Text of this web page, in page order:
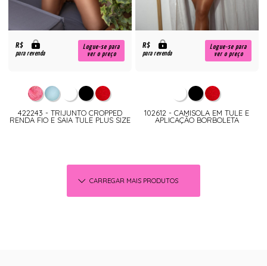
R$
para revenda
Logue-se para
ver o preço
422243 - TRIJUNTO CROPPED
RENDA FIO E SAIA TULE PLUS SIZE
R$
para revenda
Logue-se para
ver o preço
102612 - CAMISOLA EM TULE E
APLICAÇÃO BORBOLETA
CARREGAR MAIS PRODUTOS